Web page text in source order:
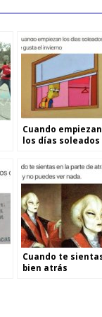
Cuando empiezan
los días soleados
Cuando te
bien atrás